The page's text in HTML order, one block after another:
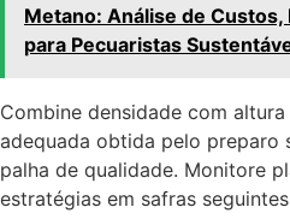
Metano: Análise de
para Pecuaristas
Combine densidade com
adequada obtida pelo preparo
palha de qualidade. Monitore
estratégias em safras